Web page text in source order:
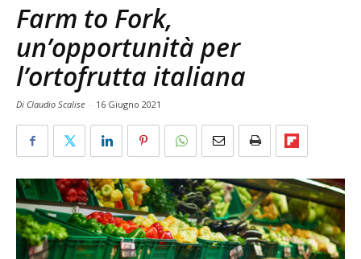
Farm to Fork,
un’opportunità per
l’ortofrutta italiana
Di Claudio Scalise - 16 Giugno 2021